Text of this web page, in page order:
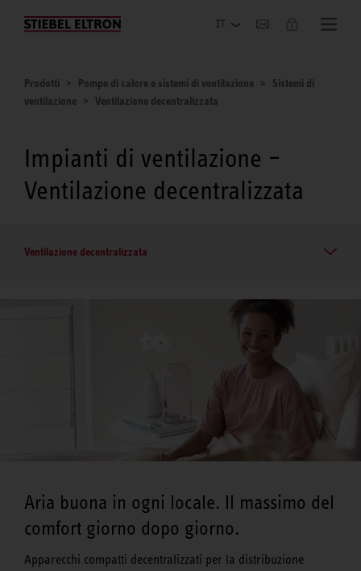
Azienda
Prodotti Pompe di calore e sistemi di ventilazione
Sistemi di
ventilazione
Ventilazione decentralizzata
Impianti di ventilazione –
Ventilazione decentralizzata
Ventilazione decentralizzata
Aria buona in ogni locale. Il massimo del
comfort giorno dopo giorno.
Apparecchi compatti decentralizzati per la distribuzione